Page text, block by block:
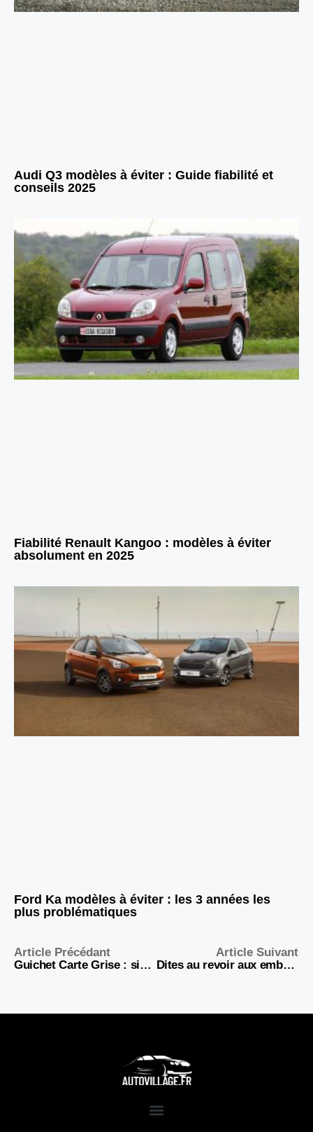
Audi Q3 modèles à éviter : Guide fiabilité et
conseils 2025
Fiabilité Renault Kangoo : modèles à éviter
absolument en 2025
Ford Ka modèles à éviter : les 3 années les
plus problématiques
Article Précédant
Guichet Carte Grise : simplifiez vos démarches de certificat d’immatriculation en ligne
Article Suivant
Dites au revoir aux embouteillages en optant pour la moto en zone urbaine